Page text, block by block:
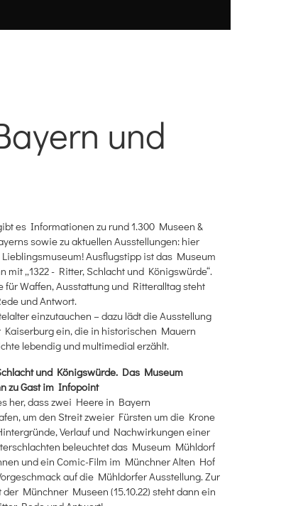
und
es Informationen zu rund 1.300 Museen &
sowie zu aktuellen Ausstellungen: hier
Ausflugstipp ist das Museum
mit „1322 - Ritter, Schlacht und Königswürde“.
für Waffen, Ausstattung und Ritteralltag steht
und Antwort.
einzutauchen – dazu lädt die Ausstellung
ein, die in historischen Mauern
lebendig und multimedial erzählt.
und Königswürde. Das Museum
zu Gast im Infopoint
her, dass zwei Heere in Bayern
um den Streit zweier Fürsten um die Krone
Verlauf und Nachwirkungen einer
beleuchtet das Museum Mühldorf
und ein Comic-Film im Münchner Alten Hof
auf die Mühldorfer Ausstellung. Zur
Münchner Museen (15.10.22) steht dann ein